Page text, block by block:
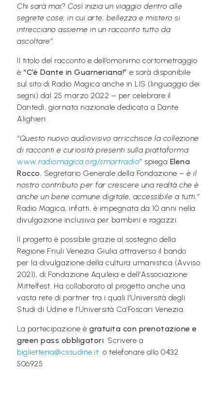
Chi sarà mai? Così inizia un viaggio dentro alle
segrete cose, in cui arte, bellezza e mistero si
intrecciano assieme in un racconto tutto da
ascoltare”.
Il titolo del racconto e dell’omonimo cortometraggio
è “C’è Dante in Guarneriana!” e sarà disponibile
sul sito di Radio Magica anche in LIS (linguaggio dei
segni) dal 25 marzo 2022 – per celebrare il
Dantedì, giornata nazionale dedicata a Dante
Alighieri.
“Questo nuovo audiovisivo arricchisce la collezione
di racconti e curiosità presenti sulla piattaforma
www.radiomagica.org/smartradio” spiega Elena
Rocco, Segretario Generale della Fondazione – è il
nostro contributo per far crescere una realtà che è
anche un bene comune digitale, accessibile a tutti.”
Radio Magica, infatti, è impegnata da 10 anni nella
divulgazione inclusiva per bambini e ragazzi.
Il progetto è possibile grazie al sostegno della
Regione Friuli Venezia Giulia attraverso il bando
per la divulgazione della cultura umanistica (Avviso
2021), di Fondazione Aquileia e dell’Associazione
Mittelfest. Ha collaborato al progetto anche una
vasta rete di partner tra i quali l’Università degli
Studi di Udine e l’Università Ca’Foscari Venezia.
La partecipazione è gratuita con prenotazione e
green pass obbligatori. Scrivere a
biglietteria@cssudine.it o telefonare allo 0432
506925.